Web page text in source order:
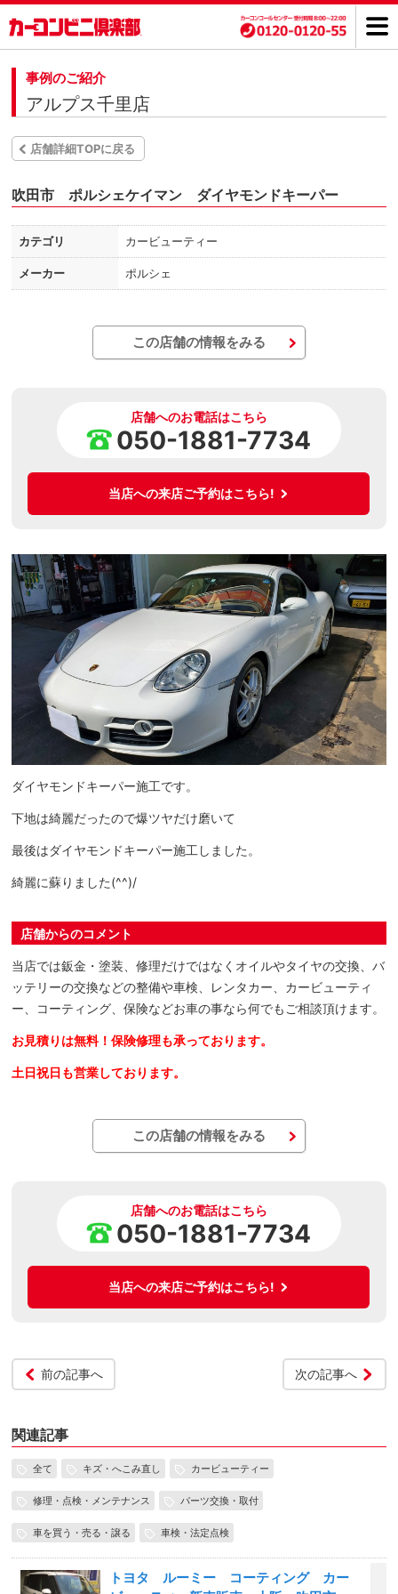
事例のご紹介
アルプス千里店
店舗詳細TOPに戻る
吹田市 ポルシェケイマン ダイヤモンドキーパー
カテゴリ カービューティー
メーカー ポルシェ
この店舗の情報をみる
店舗へのお電話はこちら
050-1881-7734
当店への来店ご予約はこちら!
ダイヤモンドキーパー施工です。
下地は綺麗だったので爆ツヤだけ磨いて
最後はダイヤモンドキーパー施工しました。
綺麗に蘇りました(^^)/
店舗からのコメント
当店では鈑金・塗装、修理だけではなくオイルやタイヤの交換、バ
ッテリーの交換などの整備や車検、レンタカー、カービューティ
ー、コーティング、保険などお車の事なら何でもご相談頂けます。
お見積りは無料！保険修理も承っております。
土日祝日も営業しております。
この店舗の情報をみる
店舗へのお電話はこちら
050-1881-7734
当店への来店ご予約はこちら!
前の記事へ 次の記事へ
関連記事
全て キズ・へこみ直し カービューティー
修理・点検・メンテナンス パーツ交換・取付
車を買う・売る・譲る 車検・法定点検
トヨタ ルーミー コーティング カー